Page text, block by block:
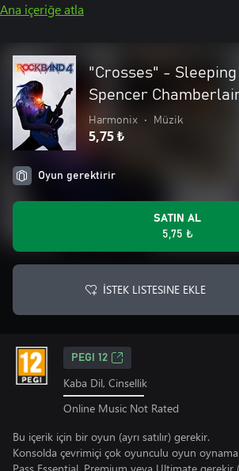
Ana içeriğe atla
"Crosses" -
Spencer
Harmonix • Müzik
5,75 ₺
Oyun gerektirir
SATIN AL
5,75 ₺
İSTEK LISTESINE EKLE
PEGI 12
Kaba Dil, Cinsellik
Online Music Not Rated
Bu içerik için bir oyun (ayrı satılır) gerekir.
Konsolda çevrimiçi çok oyunculu oyun
Pass Essential, Premium veya Ultimate gerekir